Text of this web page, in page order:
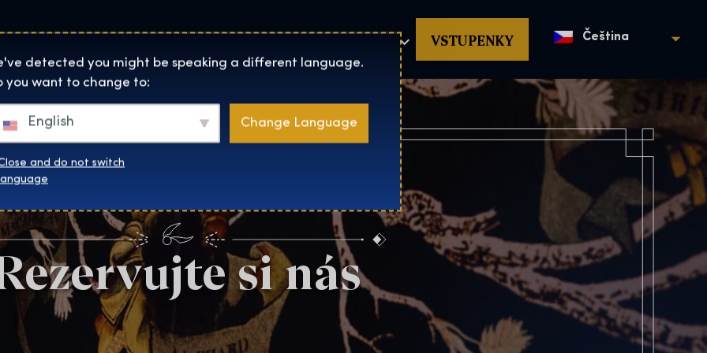
Exhibition home page
Lokality O Nás Nakupovat VSTUPENKY Čeština
si nás
detected you might be speaking a different language.
you want to change to:
English Change Language
and do not switch